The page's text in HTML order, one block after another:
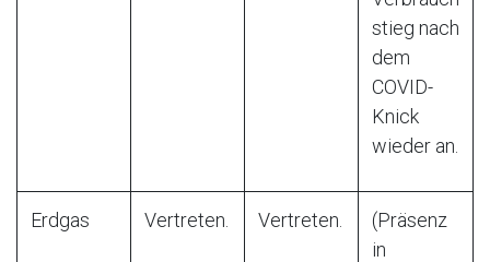
stieg nach
dem
COVID-
Knick
wieder an.
Erdgas Vertreten. Vertreten.
(Präsenz
in